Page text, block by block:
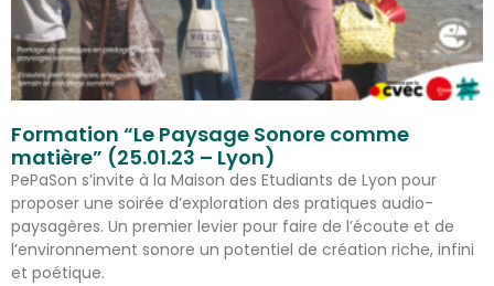
Formation “Le Paysage Sonore comme
matière” (25.01.23 – Lyon)
PePaSon s’invite à la Maison des Etudiants de Lyon pour
proposer une soirée d’exploration des pratiques audio-
paysagères. Un premier levier pour faire de l’écoute et de
l’environnement sonore un potentiel de création riche, infini
et poétique.